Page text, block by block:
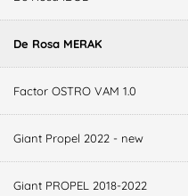
De Rosa MERAK
Factor OSTRO VAM 1.0
Giant Propel 2022 - new
Giant PROPEL 2018-2022